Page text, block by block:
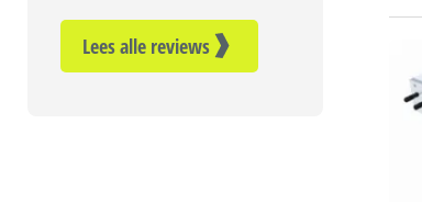
Lees alle reviews